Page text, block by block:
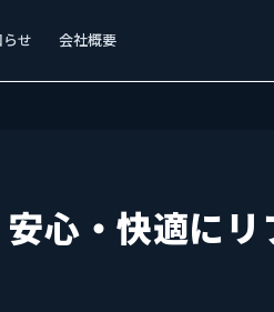
せ 会社概要
心・快適に